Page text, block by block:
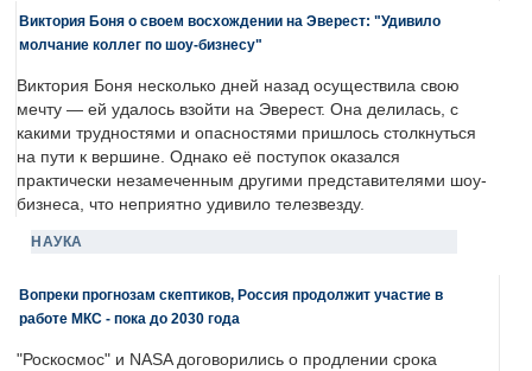
Виктория Боня о своем восхождении на Эверест: "Удивило
молчание коллег по шоу-бизнесу"
Виктория Боня несколько дней назад осуществила свою
мечту — ей удалось взойти на Эверест. Она делилась, с
какими трудностями и опасностями пришлось столкнуться
на пути к вершине. Однако её поступок оказался
практически незамеченным другими представителями шоу-
бизнеса, что неприятно удивило телезвезду.
НАУКА
Вопреки прогнозам скептиков, Россия продолжит участие в
работе МКС - пока до 2030 года
"Роскосмос" и NASA договорились о продлении срока